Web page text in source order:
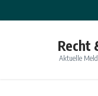
Recht
Aktuelle